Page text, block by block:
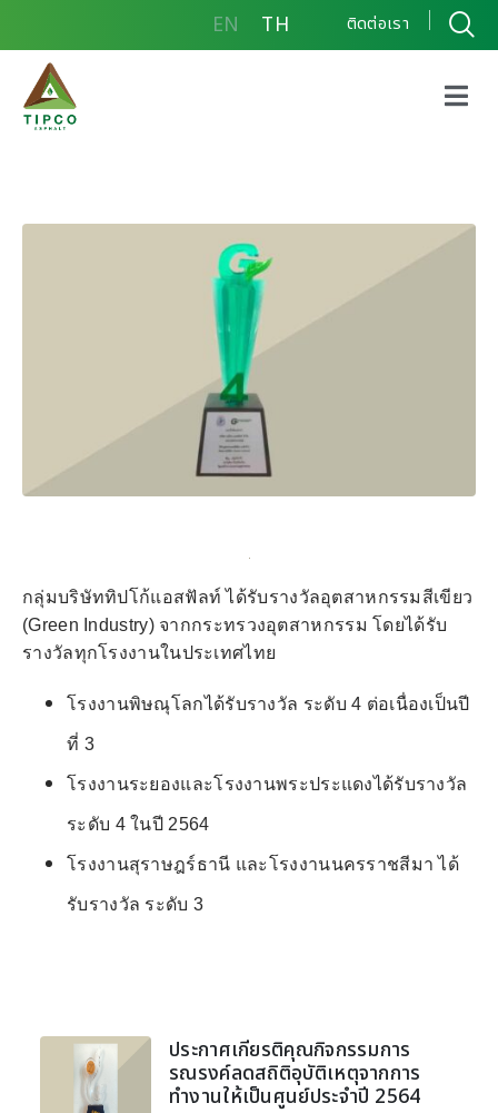
EN TH ติดต่อเรา
กลุ่มบริษัททิปโก้แอสฟัลท์ ได้รับรางวัลอุตสาหกรรมสีเขียว
(Green Industry) จากกระทรวงอุตสาหกรรม โดยได้รับ
รางวัลทุกโรงงานในประเทศไทย
โรงงานพิษณุโลกได้รับรางวัล ระดับ 4 ต่อเนื่องเป็นปี
ที่ 3
โรงงานระยองและโรงงานพระประแดงได้รับรางวัล
ระดับ 4 ในปี 2564
โรงงานสุราษฎร์ธานี และโรงงานนครราชสีมา ได้
รับรางวัล ระดับ 3
ประกาศเกียรติคุณกิจกรรมการ
รณรงค์ลดสถิติอุบัติเหตุจากการ
ทำงานให้เป็นศูนย์ประจำปี 2564